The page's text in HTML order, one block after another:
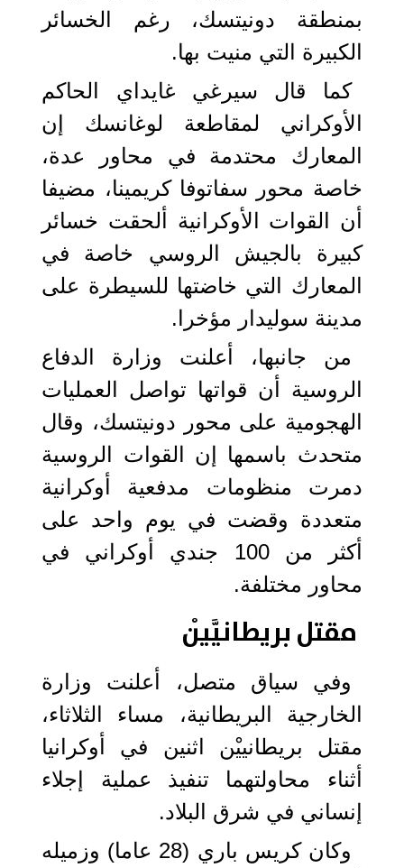
بمنطقة دونيتسك، رغم الخسائر
الكبيرة التي منيت بها.
كما قال سيرغي غايداي الحاكم
الأوكراني لمقاطعة لوغانسك إن
المعارك محتدمة في محاور عدة،
خاصة محور سفاتوفا كريمينا، مضيفا
أن القوات الأوكرانية ألحقت خسائر
كبيرة بالجيش الروسي خاصة في
المعارك التي خاضتها للسيطرة على
مدينة سوليدار مؤخرا.
من جانبها، أعلنت وزارة الدفاع
الروسية أن قواتها تواصل العمليات
الهجومية على محور دونيتسك، وقال
متحدث باسمها إن القوات الروسية
دمرت منظومات مدفعية أوكرانية
متعددة وقضت في يوم واحد على
أكثر من 100 جندي أوكراني في
محاور مختلفة.
مقتل بريطانيَّيْن
وفي سياق متصل، أعلنت وزارة
الخارجية البريطانية، مساء الثلاثاء،
مقتل بريطانييْن اثنين في أوكرانيا
أثناء محاولتهما تنفيذ عملية إجلاء
إنساني في شرق البلاد.
وكان كريس باري (28 عاما) وزميله